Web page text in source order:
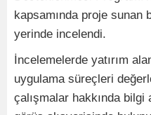
kapsamında proje
yerinde incelendi.
İncelemelerde yatırım
uygulama süreçleri
çalışmalar hakkında bilgi